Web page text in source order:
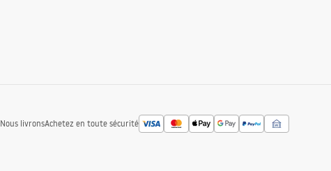
Nous livronsAchetez en toute sécurité